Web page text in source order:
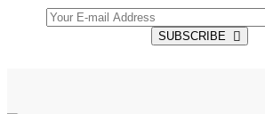
SUBSCRIBE